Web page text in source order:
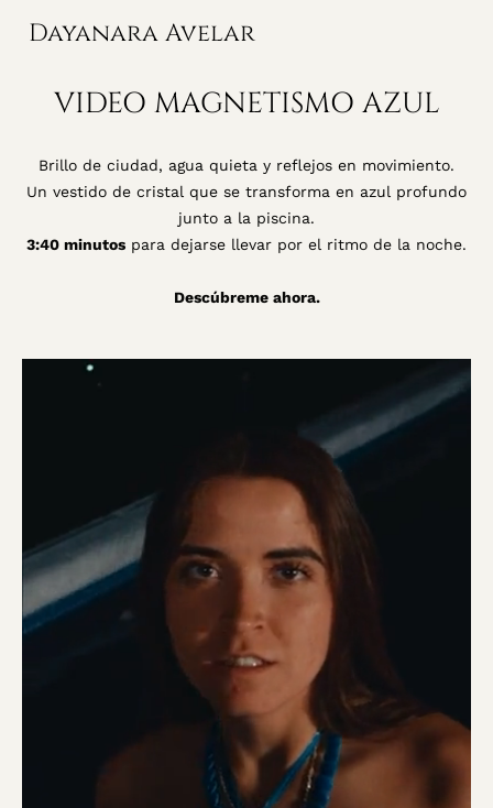
Dayanara Avelar
VIDEO MAGNETISMO AZUL
Brillo de ciudad, agua quieta y reflejos en movimiento.
Un vestido de cristal que se transforma en azul profundo
junto a la piscina.
3:40 minutos para dejarse llevar por el ritmo de la noche.
Descúbreme ahora.